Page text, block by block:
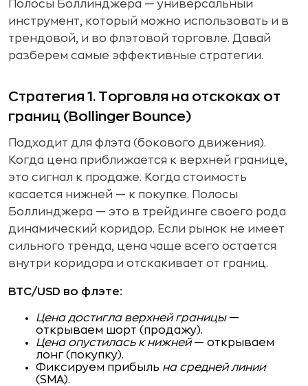
Полосы Боллинджера — универсальный
инструмент, который можно использовать и в
трендовой, и во флэтовой торговле. Давай
разберем самые эффективные стратегии.
Стратегия 1. Торговля на отскоках от
границ (Bollinger Bounce)
Подходит для флэта (бокового движения).
Когда цена приближается к верхней границе,
это сигнал к продаже. Когда стоимость
касается нижней — к покупке. Полосы
Боллинджера — это в трейдинге своего рода
динамический коридор. Если рынок не имеет
сильного тренда, цена чаще всего остается
внутри коридора и отскакивает от границ.
BTC/USD во флэте:
Цена достигла верхней границы—
открываем шорт (продажу).
Цена опустилась к нижней— открываем
лонг (покупку).
Фиксируем прибыль на средней линии
(SMA).